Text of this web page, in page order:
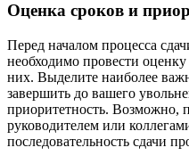
Оценка сроков и
Перед началом процесса
необходимо провести
них. Выделите наиболее
завершить до вашего
приоритетность. Возможно,
руководителем или
последовательность сдачи